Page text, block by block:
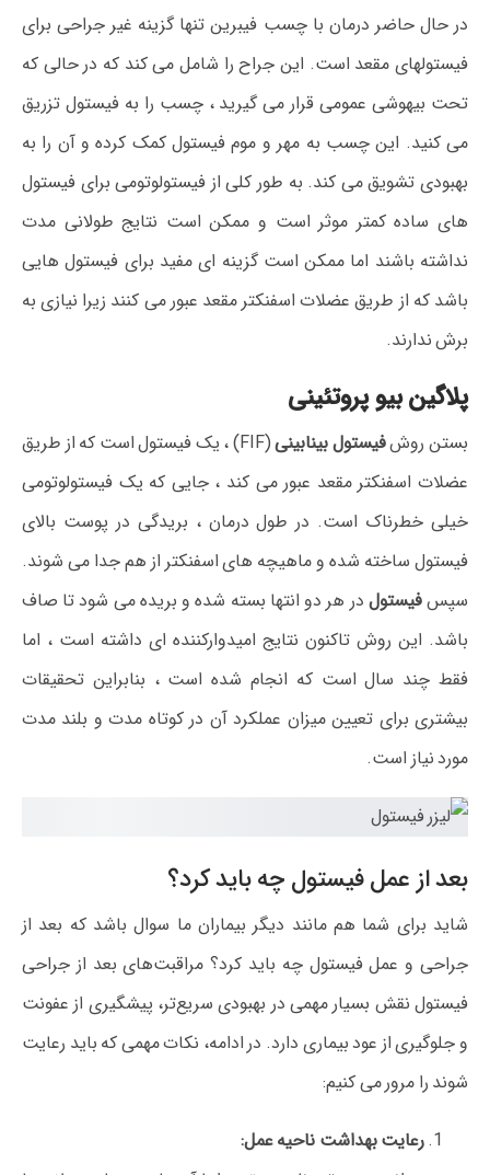
در حال حاضر درمان با چسب فیبرین تنها گزینه غیر جراحی برای
فیستولهای مقعد است. این جراح را شامل می کند که در حالی که
تحت بیهوشی عمومی قرار می گیرید ، چسب را به فیستول تزریق
می کنید. این چسب به مهر و موم فیستول کمک کرده و آن را به
بهبودی تشویق می کند. به طور کلی از فیستولوتومی برای فیستول
های ساده کمتر موثر است و ممکن است نتایج طولانی مدت
نداشته باشند اما ممکن است گزینه ای مفید برای فیستول هایی
باشد که از طریق عضلات اسفنکتر مقعد عبور می کنند زیرا نیازی به
برش ندارند.
پلاگین بیو پروتئینی
بستن روشفیستول بینابینی
(FIF) ، یک فیستول است که از طریق
عضلات اسفنکتر مقعد عبور می کند ، جایی که یک فیستولوتومی
خیلی خطرناک است. در طول درمان ، بریدگی در پوست بالای
فیستول ساخته شده و ماهیچه های اسفنکتر از هم جدا می شوند.
سپسفیستول در هر دو انتها بسته شده و بریده می شود تا صاف
باشد. این روش تاکنون نتایج امیدوارکننده ای داشته است ، اما
فقط چند سال است که انجام شده است ، بنابراین تحقیقات
بیشتری برای تعیین میزان عملکرد آن در کوتاه مدت و بلند مدت
مورد نیاز است.
بعد از عمل فیستول چه باید کرد؟
شاید برای شما هم مانند دیگر بیماران ما سوال باشد که بعد از
جراحی و عمل فیستول چه باید کرد؟ مراقبت‌های بعد از جراحی
فیستول نقش بسیار مهمی در بهبودی سریع‌تر، پیشگیری از عفونت
و جلوگیری از عود بیماری دارد. در ادامه، نکات مهمی که باید رعایت
شوند را مرور می‌ کنیم:
رعایت بهداشت ناحیه عمل: